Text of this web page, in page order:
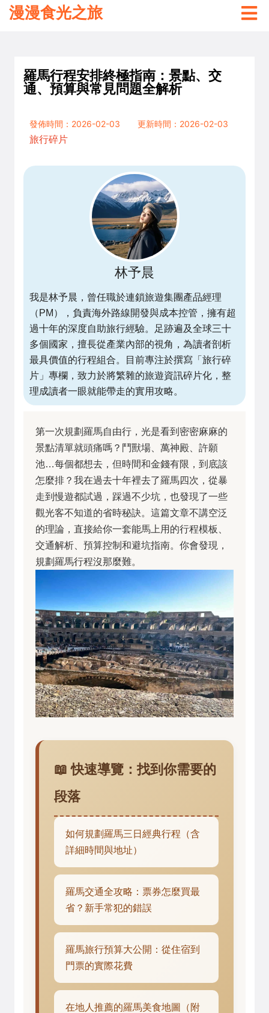
漫漫食光之旅
羅馬行程安排終極指南：景點、交
通、預算與常見問題全解析
發佈時間：2026-02-03
更新時間：2026-02-03
旅行碎片
林予晨
我是林予晨，曾任職於連鎖旅遊集團產品經理
（PM），負責海外路線開發與成本控管，擁有超
過十年的深度自助旅行經驗。足跡遍及全球三十
多個國家，擅長從產業內部的視角，為讀者剖析
最具價值的行程組合。目前專注於撰寫「旅行碎
片」專欄，致力於將繁雜的旅遊資訊碎片化，整
理成讀者一眼就能帶走的實用攻略。
第一次規劃羅馬自由行，光是看到密密麻麻的
景點清單就頭痛嗎？鬥獸場、萬神殿、許願
池…每個都想去，但時間和金錢有限，到底該
怎麼排？我在過去十年裡去了羅馬四次，從暴
走到慢遊都試過，踩過不少坑，也發現了一些
觀光客不知道的省時秘訣。這篇文章不講空泛
的理論，直接給你一套能馬上用的行程模板、
交通解析、預算控制和避坑指南。你會發現，
規劃羅馬行程沒那麼難。
📖 快速導覽：找到你需要的
段落
如何規劃羅馬三日經典行程（含
詳細時間與地址）
羅馬交通全攻略：票券怎麼買最
省？新手常犯的錯誤
羅馬旅行預算大公開：從住宿到
門票的實際花費
在地人推薦的羅馬美食地圖（附